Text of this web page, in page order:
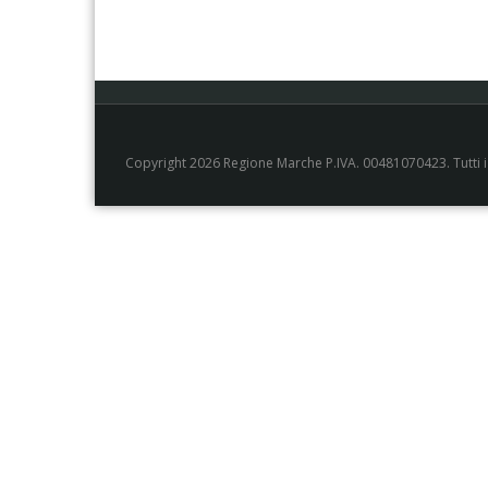
Copyright 2026 Regione Marche P.IVA. 00481070423.